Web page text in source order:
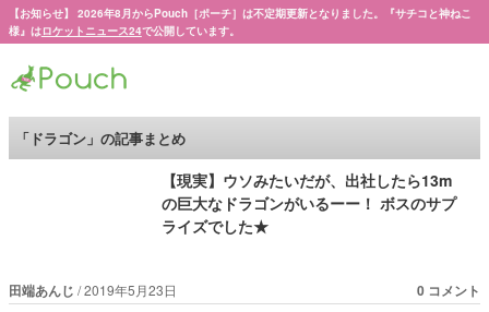
【お知らせ】 2026年8月からPouch［ポーチ］は不定期更新となりました。『サチコと神ねこ
様』はロケットニュース24で公開しています。
「ドラゴン」の記事まとめ
【現実】ウソみたいだが、出社したら13m
の巨大なドラゴンがいるーー！ ボスのサプ
ライズでした★
田端あんじ 2019年5月23日 0 コメント